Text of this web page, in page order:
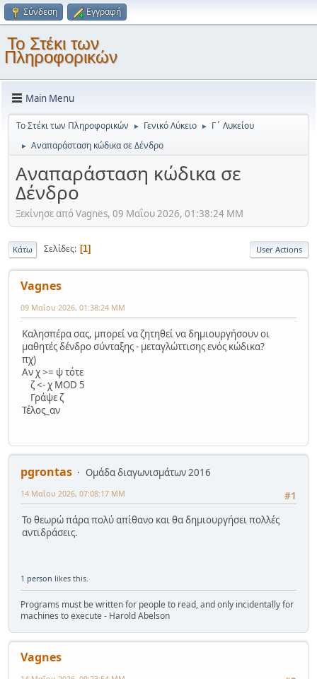
Σύνδεση Εγγραφή
Το Στέκι των
Πληροφορικών
Main Menu
Το Στέκι των Πληροφορικών ► Γενικό Λύκειο ► Γ΄ Λυκείου
► Αναπαράσταση κώδικα σε Δένδρο
Αναπαράσταση κώδικα σε
Δένδρο
Ξεκίνησε από Vagnes, 09 Μαΐου 2026, 01:38:24 ΜΜ
Κάτω Σελίδες 1 User Actions
Vagnes
09 Μαΐου 2026, 01:38:24 ΜΜ
Καλησπέρα σας, μπορεί να ζητηθεί να δημιουργήσουν οι
μαθητές δένδρο σύνταξης - μεταγλώττισης ενός κώδικα?
πχ)
Αν χ >= ψ τότε
ζ <- χ MOD 5
Γράψε ζ
Τέλος_αν
pgrontas
Ομάδα διαγωνισμάτων 2016
#1
14 Μαΐου 2026, 07:08:17 ΜΜ
Το θεωρώ πάρα πολύ απίθανο και θα δημιουργήσει πολλές
αντιδράσεις.
1 person likes this.
Programs must be written for people to read, and only incidentally for
machines to execute - Harold Abelson
Vagnes